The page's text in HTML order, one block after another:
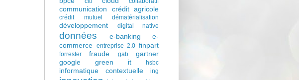
communication crédit agricole
crédit mutuel dématérialisation
développement digital native
données e-banking
e-
commerce entreprise 2.0 finpart
forrester fraude gab
gartner
google
green it hsbc
informatique contextuelle ing